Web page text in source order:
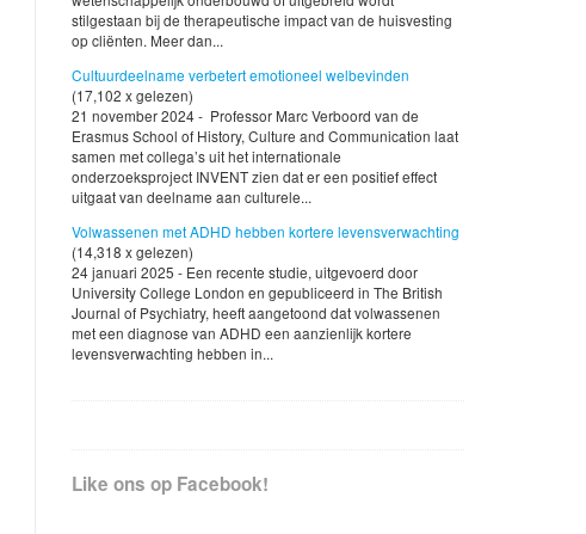
stilgestaan bij de therapeutische impact van de huisvesting
op cliënten. Meer dan...
Cultuurdeelname verbetert emotioneel welbevinden
(17,102 x gelezen)
21 november 2024 - Professor Marc Verboord van de
Erasmus School of History, Culture and Communication laat
samen met collega’s uit het internationale
onderzoeksproject INVENT zien dat er een positief effect
uitgaat van deelname aan culturele...
Volwassenen met ADHD hebben kortere levensverwachting
(14,318 x gelezen)
24 januari 2025 - Een recente studie, uitgevoerd door
University College London en gepubliceerd in The British
Journal of Psychiatry, heeft aangetoond dat volwassenen
met een diagnose van ADHD een aanzienlijk kortere
levensverwachting hebben in...
Like ons op Facebook!